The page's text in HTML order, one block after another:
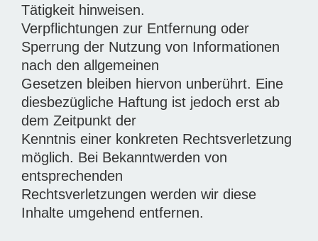
Tätigkeit hinweisen.
Verpflichtungen zur Entfernung oder
Sperrung der Nutzung von Informationen
nach den allgemeinen
Gesetzen bleiben hiervon unberührt. Eine
diesbezügliche Haftung ist jedoch erst ab
dem Zeitpunkt der
Kenntnis einer konkreten Rechtsverletzung
möglich. Bei Bekanntwerden von
entsprechenden
Rechtsverletzungen werden wir diese
Inhalte umgehend entfernen.